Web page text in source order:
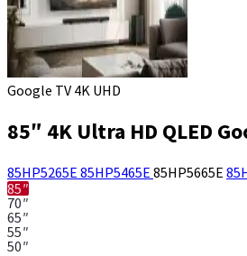
Google TV 4K UHD
85″ 4K Ultra HD QLED
85HP5265E 85HP5465E 85HP5665E
85″
70″
65″
55″
50″